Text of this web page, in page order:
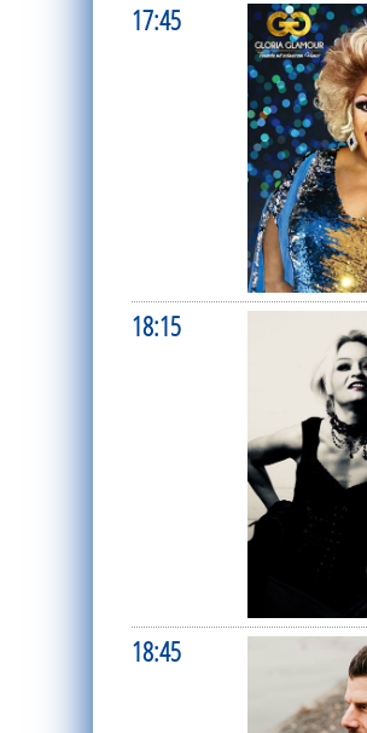
17:45
18:15
18:45